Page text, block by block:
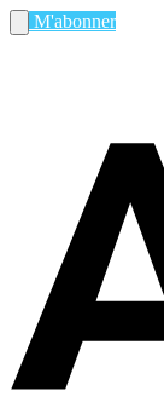
M'abonner